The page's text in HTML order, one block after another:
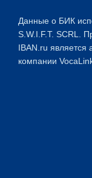
Данные о БИК
S.W.I.F.T. SCRL.
IBAN.ru является
компании